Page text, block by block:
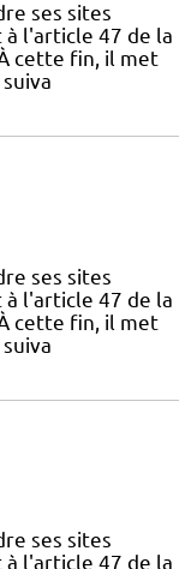
ses sites
l'article 47 de la
cette fin, il met
ses sites
l'article 47 de la
cette fin, il met
ses sites
l'article 47 de la